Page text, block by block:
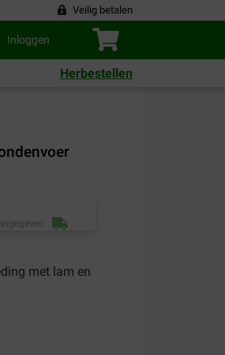
Veilig betalen
Inloggen
Herbestellen
met lam en